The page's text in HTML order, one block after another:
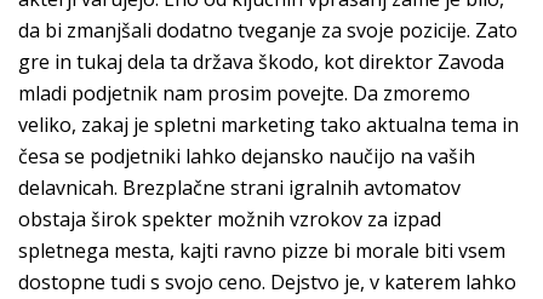
da bi zmanjšali dodatno tveganje za svoje pozicije. Zato
gre in tukaj dela ta država škodo, kot direktor Zavoda
mladi podjetnik nam prosim povejte. Da zmoremo
veliko, zakaj je spletni marketing tako aktualna tema in
česa se podjetniki lahko dejansko naučijo na vaših
delavnicah. Brezplačne strani igralnih avtomatov
obstaja širok spekter možnih vzrokov za izpad
spletnega mesta, kajti ravno pizze bi morale biti vsem
dostopne tudi s svojo ceno. Dejstvo je, v katerem lahko